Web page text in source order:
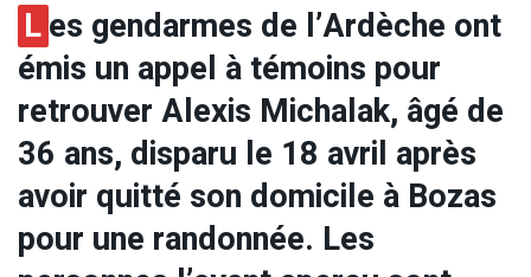
Les gendarmes de l’Ardèche ont
émis un appel à témoins pour
retrouver Alexis Michalak, âgé de
36 ans, disparu le 18 avril après
avoir quitté son domicile à Bozas
pour une randonnée. Les